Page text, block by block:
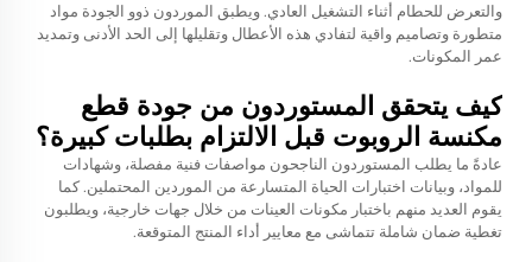
والتعرض للحطام أثناء التشغيل العادي. ويطبق الموردون ذوو الجودة مواد
متطورة وتصاميم واقية لتفادي هذه الأعطال وتقليلها إلى الحد الأدنى وتمديد
عمر المكونات.
كيف يتحقق المستوردون من جودة قطع
مكنسة الروبوت قبل الالتزام بطلبات كبيرة؟
عادةً ما يطلب المستوردون الناجحون مواصفات فنية مفصلة، وشهادات
للمواد، وبيانات اختبارات الحياة المتسارعة من الموردين المحتملين. كما
يقوم العديد منهم باختبار مكونات العينات من خلال جهات خارجية، ويطلبون
تغطية ضمان شاملة تتماشى مع معايير أداء المنتج المتوقعة.